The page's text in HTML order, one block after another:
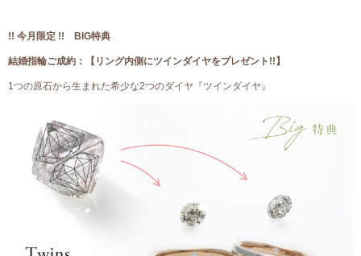
!! 今月限定 !! BIG特典
結婚指輪ご成約：【リング内側にツインダイヤをプレゼント!!】
1つの原石から生まれた希少な2つのダイヤ『ツインダイヤ』